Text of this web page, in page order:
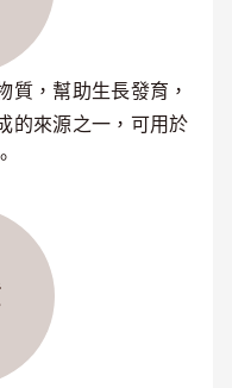
質，幫助生長發育，
的來源之一，可用於